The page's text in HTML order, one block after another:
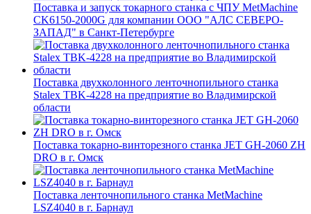
Поставка и запуск токарного станка с ЧПУ MetMachine
CK6150-2000G для компании ООО "АЛС СЕВЕРО-
ЗАПАД" в Санкт-Петербурге
Поставка двухколонного ленточнопильного станка
Stalex TBK-4228 на предприятие во Владимирской
области
Поставка токарно-винторезного станка JET GH-2060 ZH
DRO в г. Омск
Поставка ленточнопильного станка MetMachine
LSZ4040 в г. Барнаул